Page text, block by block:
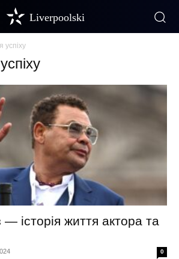
Liverpoolski
успіху
історія життя актора та
0